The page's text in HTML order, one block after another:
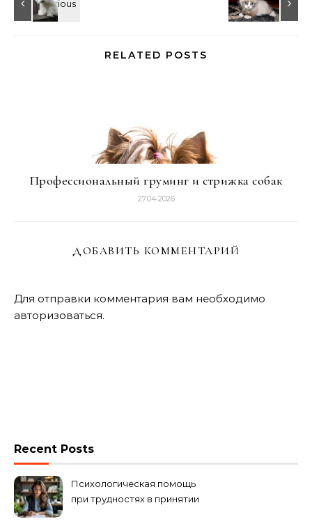
RELATED POSTS
Профессиональный груминг и стрижка собак
27.04.2026
ДОБАВИТЬ КОММЕНТАРИЙ
Для отправки комментария вам необходимо
авторизоваться.
Recent Posts
Психологическая помощь
при трудностях в принятии